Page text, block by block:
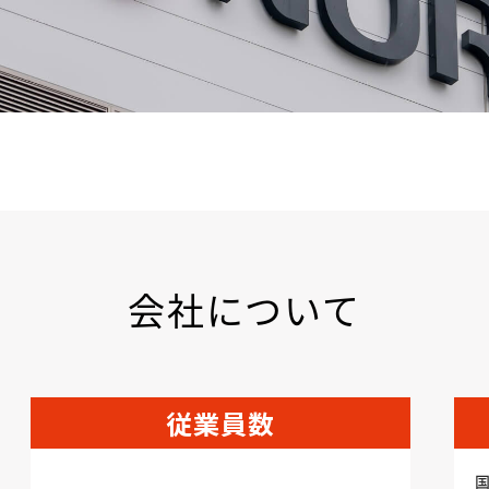
会社について
従業員数